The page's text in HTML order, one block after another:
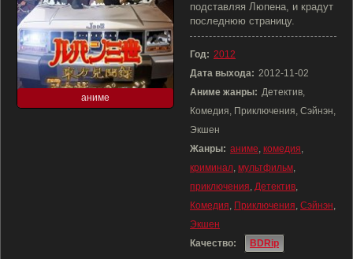
аниме
подставляя Люпена, и крадут
последнюю страницу.
Год: 2012
Дата выхода: 2012-11-02
Аниме жанры: Детектив,
Комедия, Приключения, Сэйнэн,
Экшен
Жанры: аниме, комедия,
криминал, мультфильм,
приключения, Детектив,
Комедия, Приключения, Сэйнэн,
Экшен
Качество:
BDRip